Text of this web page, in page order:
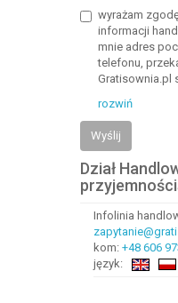
wyrażam
informacji
mnie adres
telefonu,
Gratisownia.pl
rozwiń
Wyślij
Dział
Infolinia
kom: +48 606
język: